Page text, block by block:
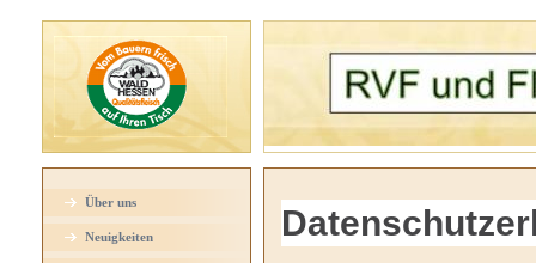
Über uns
Neuigkeiten